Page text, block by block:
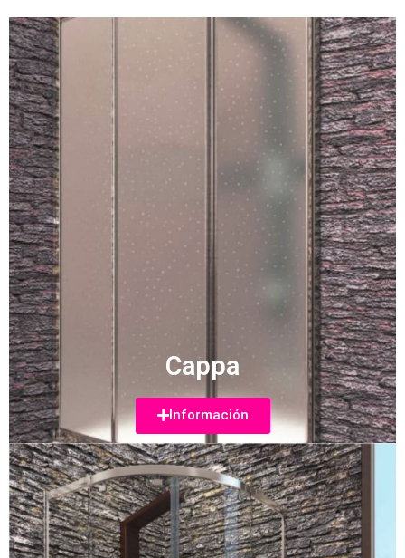
Cappa
Información